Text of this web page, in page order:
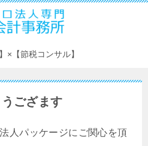
×【節税コンサル】
ござます
人パッケージにご関心を頂